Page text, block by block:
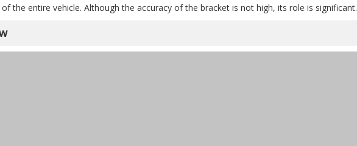
the entire vehicle. Although the accuracy of the bracket is not high, its role is significant.